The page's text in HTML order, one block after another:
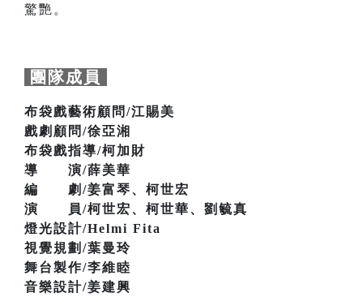
驚艷。
團隊成員
布袋戲藝術顧問/江賜美
戲劇顧問/徐亞湘
布袋戲指導/柯加財
導 演/薛美華
編 劇/姜富琴、柯世宏
演 員/柯世宏、柯世華、劉毓真
燈光設計/Helmi Fita
視覺規劃/葉曼玲
舞台製作/李維睦
音樂設計/姜建興